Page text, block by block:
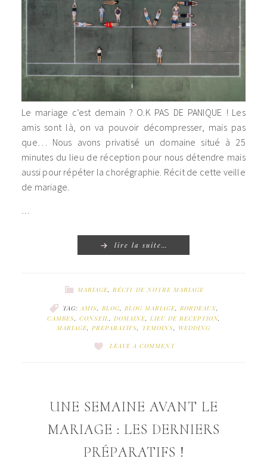
Le mariage c’est demain ? O.K PAS DE PANIQUE ! Les
amis sont là, on va pouvoir décompresser, mais pas
que… Nous avons privatisé un domaine situé à 25
minutes du lieu de réception pour nous détendre mais
aussi pour répéter la chorégraphie. Récit de cette veille
de mariage.
…
lire la suite…
MARIAGE, RÉCIT DE NOTRE MARIAGE
TAG:AMIS, BLOG, BLOG MARIAGE, BORDEAUX,
CAMBES, CONSEIL, DOMAINE, LIEU DE RECEPTION,
MARIAGE, PREPARATIFS, TEMOINS, WEDDING
LEAVE A COMMENT
UNE SEMAINE AVANT LE
MARIAGE : LES DERNIERS
PRÉPARATIFS !